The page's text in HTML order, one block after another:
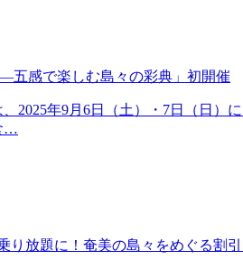
五感で楽しむ島々の彩典」初開催
2025年9月6日（土）・7日（日
…
り放題に！奄美の島々をめぐる割